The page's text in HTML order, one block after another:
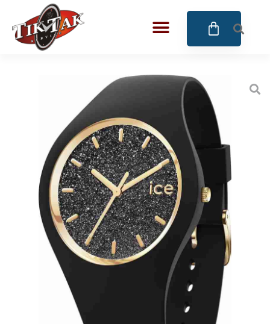
BIGOTTI Milano
CALYPSO
CANGO & RINALDI
CANGO & RINALDI CHARM
CANGO&RINALDI KARÓRÁK